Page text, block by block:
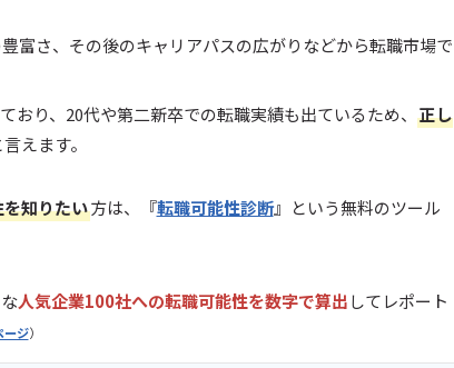
富さ、その後のキャリアパスの広がりなどから転職市場で
おり、20代や第二新卒での転職実績も出ているため、 正し
えます。
知りたい方は、『転職可能性診断』という無料のツール
人気企業100社への転職可能性を数字で算出してレポート
ージ）